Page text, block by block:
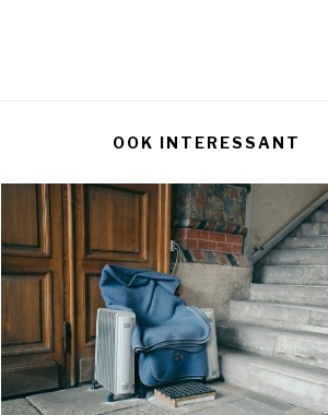
OOK INTERESSANT